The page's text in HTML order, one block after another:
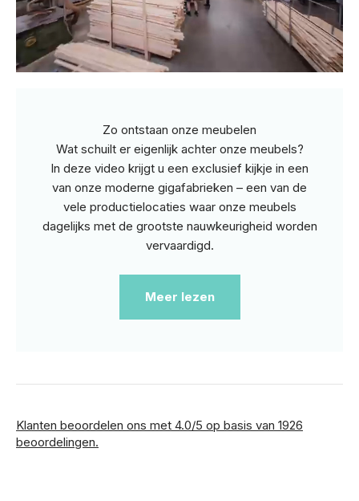
Zo ontstaan onze meubelen
Wat schuilt er eigenlijk achter onze meubels?
In deze video krijgt u een exclusief kijkje in een
van onze moderne gigafabrieken – een van de
vele productielocaties waar onze meubels
dagelijks met de grootste nauwkeurigheid worden
vervaardigd.
Meer lezen
Klanten beoordelen ons met 4.0/5 op basis van 1926
beoordelingen.